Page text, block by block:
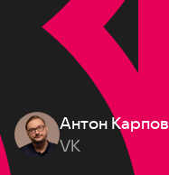
Антон Карпов
VK